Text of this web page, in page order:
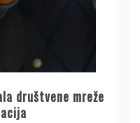
društvene mreže